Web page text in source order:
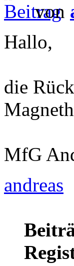
von
Hallo,
die
MfG
andreas